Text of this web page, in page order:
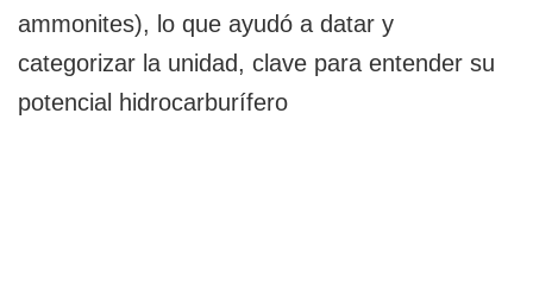
ammonites), lo que ayudó a datar y
categorizar la unidad, clave para entender su
potencial hidrocarburífero